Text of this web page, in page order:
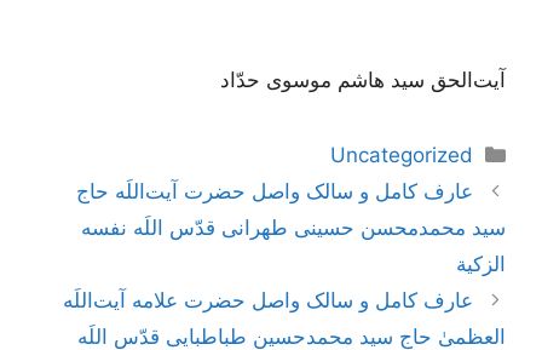
آیت‌الحق سید هاشم موسوی حدّاد
دسته‌ها
Uncategorized
ناوبریعارف کامل و سالک واصل حضرت آیت‌اللَه حاج
سید محمدمحسن حسینی طهرانی قدّس اللَه نفسه
الزکیة
عارف کامل و سالک واصل حضرت علامه آیت‌اللَه
العظمیٰ حاج سید محمدحسین طباطبایی قدّس اللَه